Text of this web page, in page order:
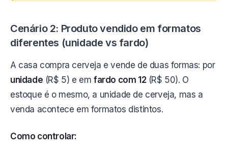
Cenário 2: Produto vendido em formatos
diferentes (unidade vs fardo)
A casa compra cerveja e vende de duas formas: por
unidade (R$ 5) e emfardo com 12(R$ 50). O
estoque é o mesmo, a unidade de cerveja, mas a
venda acontece em formatos distintos.
Como controlar: